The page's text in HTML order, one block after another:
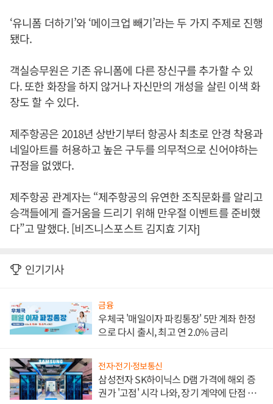
‘유니폼 더하기’와 ‘메이크업 빼기’라는 두 가지 주제로 진행
됐다.
객실승무원은 기존 유니폼에 다른 장신구를 추가할 수 있
다. 또한 화장을 하지 않거나 자신만의 개성을 살린 이색 화
장도 할 수 있다.
제주항공은 2018년 상반기부터 항공사 최초로 안경 착용과
네일아트를 허용하고 높은 구두를 의무적으로 신어야하는
규정을 없앴다.
제주항공 관계자는 “제주항공의 유연한 조직문화를 알리고
승객들에게 즐거움을 드리기 위해 만우절 이벤트를 준비했
다”고 말했다. [비즈니스포스트 김지효 기자]
인기기사
금융
우체국 '매일이자 파킹통장' 5만 계좌 한정
으로 다시 출시, 최고 연 2.0% 금리
전자·전기·정보통신
삼성전자 SK하이닉스 D램 가격에 해외 증
권가 '고점' 시각 나와, 장기 계약에 단점 부